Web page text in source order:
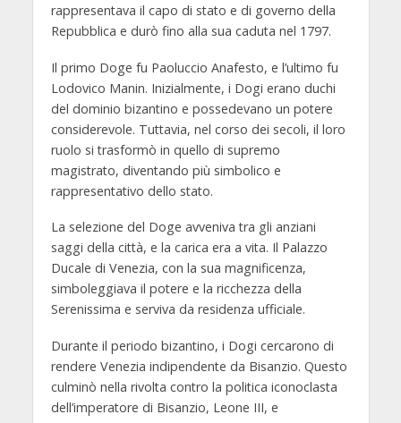
rappresentava il capo di stato e di governo della
Repubblica e durò fino alla sua caduta nel 1797.
Il primo Doge fu Paoluccio Anafesto, e l’ultimo fu
Lodovico Manin. Inizialmente, i Dogi erano duchi
del dominio bizantino e possedevano un potere
considerevole. Tuttavia, nel corso dei secoli, il loro
ruolo si trasformò in quello di supremo
magistrato, diventando più simbolico e
rappresentativo dello stato.
La selezione del Doge avveniva tra gli anziani
saggi della città, e la carica era a vita. Il Palazzo
Ducale di Venezia, con la sua magnificenza,
simboleggiava il potere e la ricchezza della
Serenissima e serviva da residenza ufficiale.
Durante il periodo bizantino, i Dogi cercarono di
rendere Venezia indipendente da Bisanzio. Questo
culminò nella rivolta contro la politica iconoclasta
dell’imperatore di Bisanzio, Leone III, e